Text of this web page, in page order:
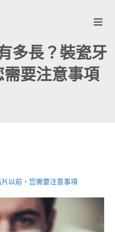
多長？裝瓷牙
要注意事項
以前，您需要注意事項